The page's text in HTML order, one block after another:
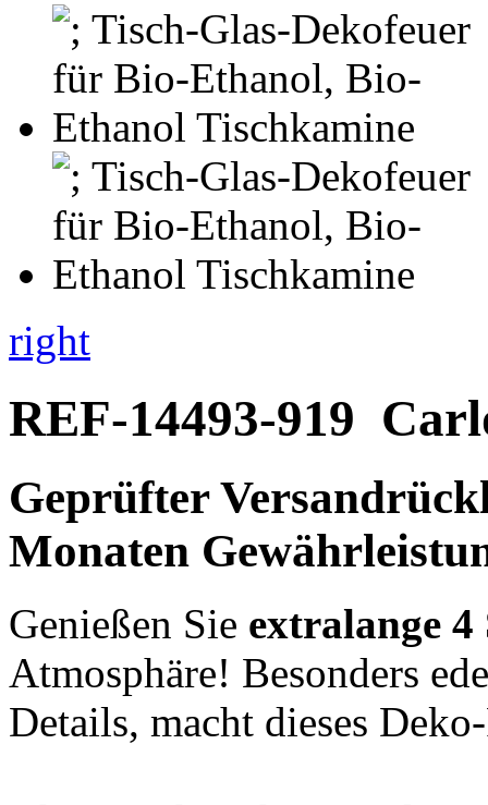
right
REF-14493-919
Geprüfter
Monaten
Genießen Sie extralange 4
Atmosphäre! Besonders
Details, macht dieses